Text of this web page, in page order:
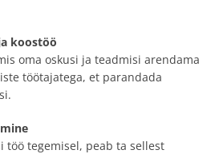
koostöö
oma oskusi ja teadmisi arendama
töötajatega, et parandada
töö tegemisel, peab ta sellest